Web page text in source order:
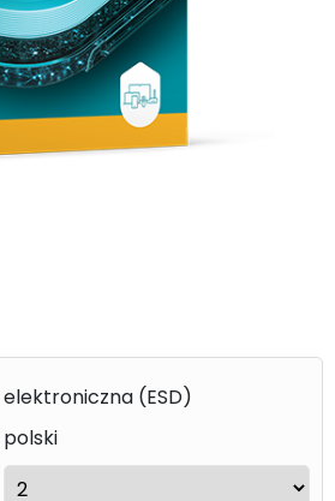
elektroniczna (ESD)
polski